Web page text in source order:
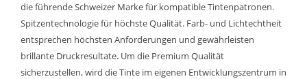
die führende Schweizer Marke für kompatible Tintenpatronen.
Spitzentechnologie für höchste Qualität. Farb- und Lichtechtheit
entsprechen höchsten Anforderungen und gewährleisten
brillante Druckresultate. Um die Premium Qualität
sicherzustellen, wird die Tinte im eigenen Entwicklungszentrum in